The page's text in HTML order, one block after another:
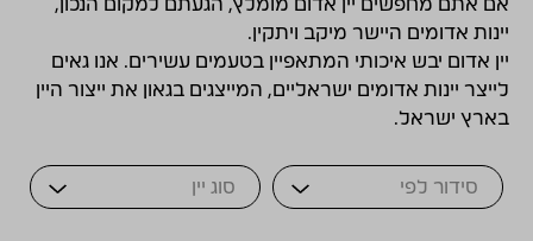
אם אתם מחפשים יין אדום מומלץ, הגעתם למקום הנכון,
יינות אדומים היישר מיקב ויתקין.
יין אדום יבש איכותי המתאפיין בטעמים עשירים. אנו גאים
לייצר יינות אדומים ישראליים, המייצגים בגאון את ייצור היין
בארץ ישראל.
Sort Products